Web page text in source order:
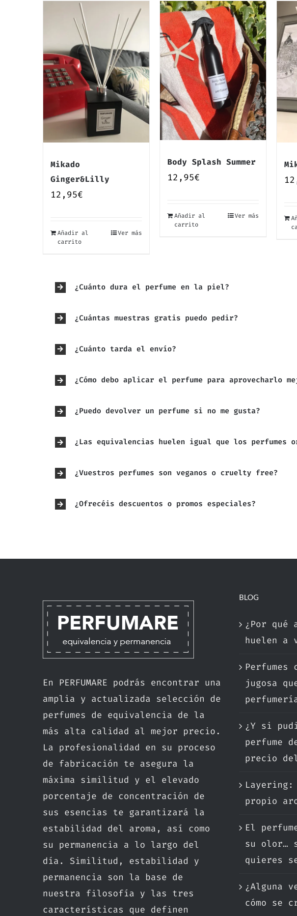
Mikado
Ginger&Lilly
12,95€
Añadir al
carrito
Ver más
Body Splash Summer
12,95€
Añadir al
carrito
Ver más
¿Cuánto dura el perfume en la piel?
¿Cuántas muestras gratis puedo pedir?
¿Cuánto tarda el envío?
¿Cómo debo aplicar el perfume para aprovecharlo
¿Puedo devolver un perfume si no me gusta?
¿Las equivalencias huelen igual que los perfumes
¿Vuestros perfumes son veganos o cruelty free?
¿Ofrecéis descuentos o promos especiales?
En PERFUMARE podrás encontrar una
amplia y actualizada selección de
perfumes de equivalencia de la
más alta calidad al mejor precio.
La profesionalidad en su proceso
de fabricación te asegura la
máxima similitud y el elevado
porcentaje de concentración de
sus esencias te garantizará la
estabilidad del aroma, así como
su permanencia a lo largo del
día. Similitud, estabilidad y
permanencia son la base de
nuestra filosofía y las tres
características que definen
BLOG
¿Por qué
huelen a
jugosa
¿Y si
perfume
precio
propio
El
su olor…
quieres
¿Alguna
cómo se